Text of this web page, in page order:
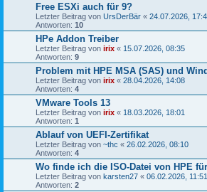
Free ESXi auch für 9?
Letzter Beitrag von UrsDerBär « 24.07.2026,
Antworten: 10
HPe Addon Treiber
Letzter Beitrag von irix « 15.07.2026, 08:35
Antworten: 9
Problem mit HPE MSA (SAS) und
Letzter Beitrag von irix « 28.04.2026, 14:08
Antworten: 4
VMware Tools 13
Letzter Beitrag von irix « 18.03.2026, 18:01
Antworten: 1
Ablauf von UEFI-Zertifikat
Letzter Beitrag von ~thc « 26.02.2026, 08:10
Antworten: 4
Wo finde ich die ISO-Datei von HPE
Letzter Beitrag von karsten27 « 06.02.2026, 11:51
Antworten: 2